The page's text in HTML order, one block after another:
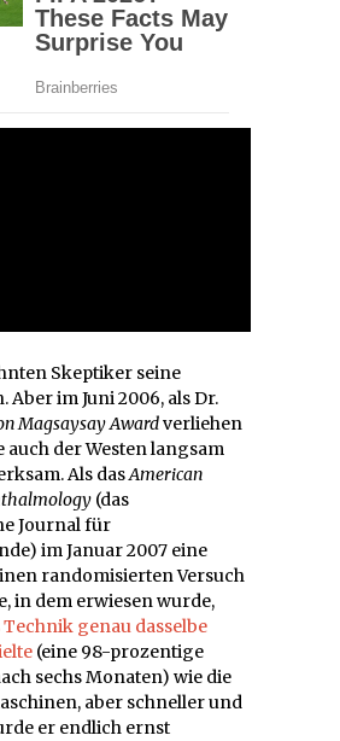
Skeptiker seine
im Juni 2006, als Dr.
Magsaysay Awardverliehen
auch der Westen langsam
Als dasAmerican
(das
Journal für
im Januar 2007 eine
randomisierten Versuch
in dem erwiesen wurde,
Technik genau dasselbe
(eine 98-prozentige
sechs Monaten) wie die
aber schneller und
er endlich ernst